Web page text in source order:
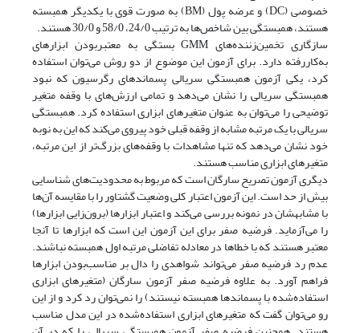
خصوصی (DC) و عرضه پول (BM) به صورت قوی با یکدیگر همبسته
هستند، همبستگی بین شاخص‌ها به ترتیب 24/0، 58/0 و 30/0 هستند.
سازگاری تخمین‌زننده‌های GMM بستگی به معتبر‌بودن ابزار‌های
به‌کاررفته دارد. برای آزمون این موضوع از دو روش می­‌توان استفاده
کرد، یکی آزمون همبستگی سریالی پسماندهای رگرسیون که نبود
همبستگی سریالی را نشان می‌دهد و تمامی ارزش­‌های با وقفه متغیر
توضیحی را می‌توان به عنوان متغیرهای ابزاری استفاده کرد. همبستگی
سریالی با یک مرتبه مشابه از وقفه قبلی خود پیروی می‌کند که این به نوبه
خود نشان می‌دهد که تنها مشاهدات با وقفه‌های بزرگ‌تر از این مرتبه،
متغیرهای ابزاری مناسب هستند.
دیگری آزمون تصریح سارگان است که مربوط به محدودیت‌های شناسایی
بیش از حد است. این آزمون اعتبار کلی وضعیت گشتاور را با مقایسه آن‌ها
با مشابهشان در نمونه بررسی می‌کند و اعتبار ابزارها (برون‌زایی ابزارها)
را می‌آزماید. فرضیه صفر برای این آزمون این است که ابزارها تا آنجا
معتبر هستند که با خطاها در معادله تفاضلی مرتبه اول همبسته نباشند.
عدم رد فرضیه صفر می‌‌تواند شواهدی را دال بر مناسب‌بودن ابزارها
فراهم آورد. به علاوه فرضیه صفر آزمون سارگان (متغیرهای ابزاری
استفاده‌شده با پسماندها همبسته نیستند) را نمی‌‌توان رد کرد و از این
رو می‌‌توان گفت که متغیرهای ابزاری استفاده‌شده در این مدل مناسب